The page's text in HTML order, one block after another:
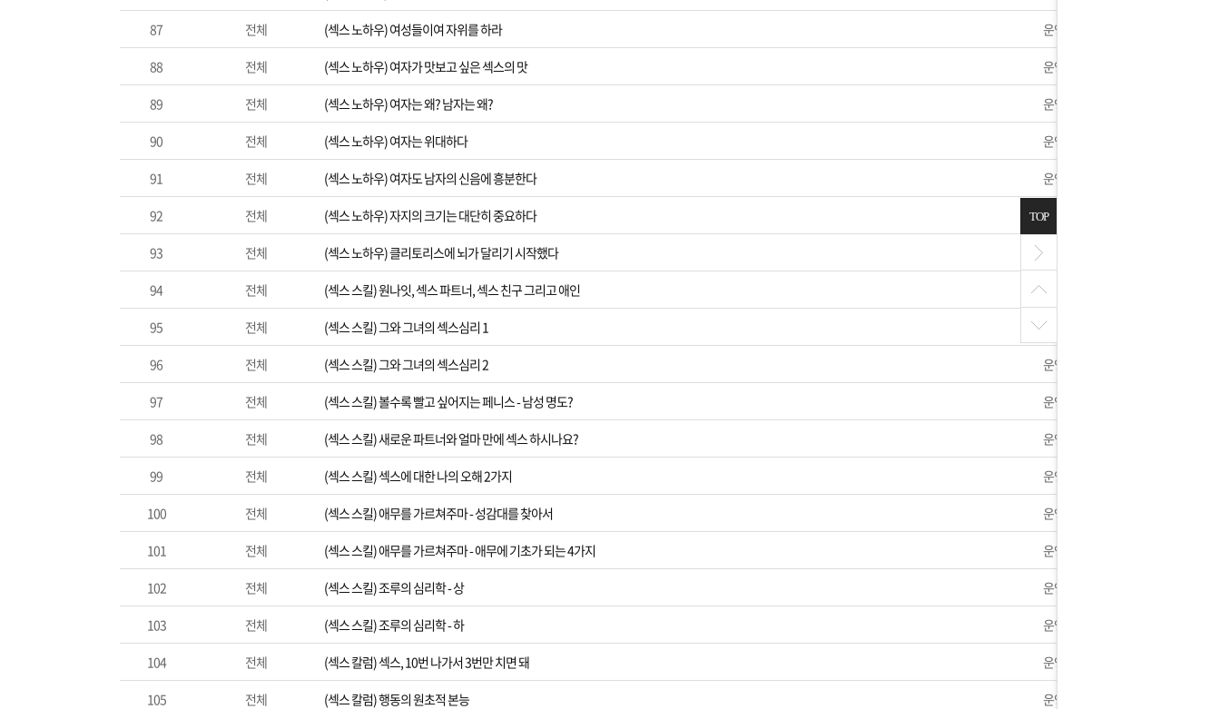
87 전체 (섹스 노하우) 여성들이여 자위를 하라 운영자
88 전체 (섹스 노하우) 여자가 맛보고 싶은 섹스의 맛 운영자
89 전체 (섹스 노하우) 여자는 왜? 남자는 왜? 운영자
90 전체 (섹스 노하우) 여자는 위대하다 운영자
91 전체 (섹스 노하우) 여자도 남자의 신음에 흥분한다 운영자
92 전체 (섹스 노하우) 자지의 크기는 대단히 중요하다 운영자
93 전체 (섹스 노하우) 클리토리스에 뇌가 달리기 시작했다
94 전체 (섹스 스킬) 원나잇, 섹스 파트너, 섹스 친구 그리고 애인 운영자
95 전체 (섹스 스킬) 그와 그녀의 섹스심리 1 운영자
96 전체 (섹스 스킬) 그와 그녀의 섹스심리 2 운영자
97 전체 (섹스 스킬) 볼수록 빨고 싶어지는 페니스 - 남성 명도? 운영자
98 전체 (섹스 스킬) 새로운 파트너와 얼마 만에 섹스 하시나요? 운영자
99 전체 (섹스 스킬) 섹스에 대한 나의 오해 2가지 운영자
100 전체 (섹스 스킬) 애무를 가르쳐주마 - 성감대를 찾아서 운영자
101 전체 (섹스 스킬) 애무를 가르쳐주마 - 애무에 기초가 되는 4가지 운영자
102 전체 (섹스 스킬) 조루의 심리학 - 상 운영자
103 전체 (섹스 스킬) 조루의 심리학 - 하 운영자
104 전체 (섹스 칼럼) 섹스, 10번 나가서 3번만 치면 돼 운영자
105 전체 (섹스 칼럼) 행동의 원초적 본능 운영자
TOP